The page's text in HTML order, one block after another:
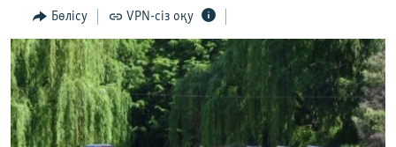
to
Search
ӘЛЕУМЕТ
ӘЛЕМ
АРНАЙЫ ЖОБАЛАР
Русский
Бөлісу VPN-сіз оқу